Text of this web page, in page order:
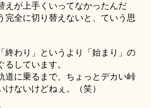
えが上手くいってなかったんだ
完全に切り替えないと、ていう思
終わり」というより「始まり」の
しています。
道に乗るまで、ちょっとデカい峠
けないけどねぇ。（笑）